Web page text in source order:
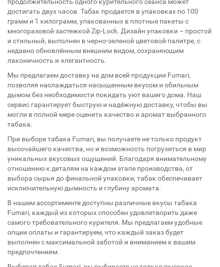
достигать двух часов. Табак продается в упаковках по 100
грамм и 1 килограмм, упакованных в плотные пакеты с
многоразовой застежкой Zip-Lock. Дизайн упаковки – простой
и стильный, выполнен в черно-зеленой цветовой палитре, с
недавно обновлённым внешним видом, сохраняющим
лаконичность и элегантность.
Мы предлагаем доставку на дом всей продукции Fumari,
позволяя наслаждаться насыщенным вкусом и обильным
дымом без необходимости покидать уют вашего дома. Наш
сервис гарантирует быструю и надёжную доставку, чтобы вы
могли в полной мере оценить качество и аромат выбранного
табака.
При выборе табака Fumari, вы получаете не только продукт
высочайшего качества, но и возможность погрузиться в мир
уникальных вкусовых ощущений. Благодаря внимательному
отношению к деталям на каждом этапе производства, от
выбора сырья до финальной упаковки, табак обеспечивает
исключительную дымность и глубину аромата.
В нашем ассортименте доступны различные вкусы табака
Fumari, каждый из которых способен удовлетворить даже
самого требовательного курителя. Мы предлагаем удобные
опции оплаты и гарантируем, что каждый заказ будет
выполнен с максимальной заботой и вниманием к вашим
предпочтениям.